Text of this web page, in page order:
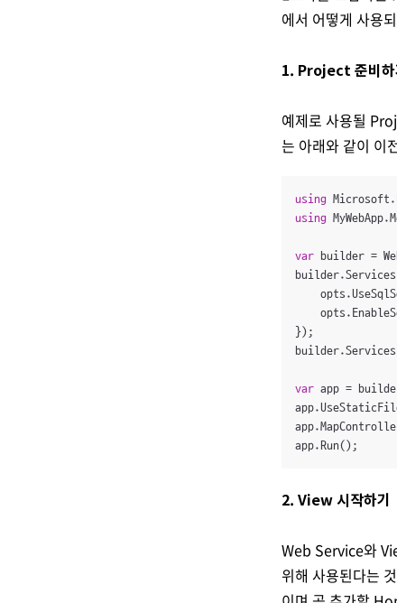
에서 어떻게 사용
1. Project 준비하
예제로 사용될
는 아래와 같이 이
using
using
var builder =
});
var app =
app.Run();
2. View 시작하기
Web Service와
위해 사용된다는